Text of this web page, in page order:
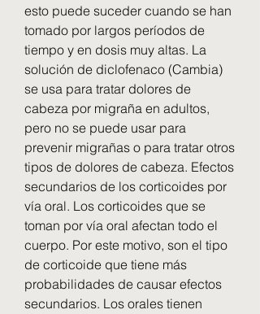
esto puede suceder cuando se han
tomado por largos períodos de
tiempo y en dosis muy altas. La
solución de diclofenaco (Cambia)
se usa para tratar dolores de
cabeza por migraña en adultos,
pero no se puede usar para
prevenir migrañas o para tratar otros
tipos de dolores de cabeza. Efectos
secundarios de los corticoides por
vía oral. Los corticoides que se
toman por vía oral afectan todo el
cuerpo. Por este motivo, son el tipo
de corticoide que tiene más
probabilidades de causar efectos
secundarios. Los orales tienen